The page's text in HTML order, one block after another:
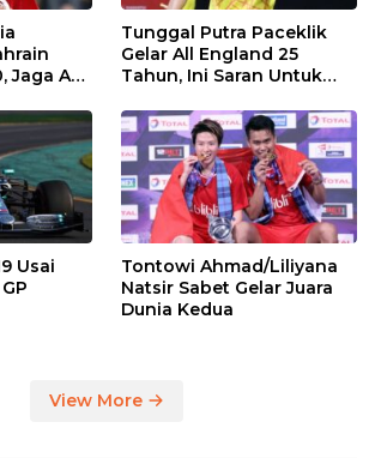
Jaga Asa
Tunggal Putra Paceklik
Gelar All England 25
Tahun, Ini Saran Untuk
Usai
Tontowi Ahmad/Liliyana
Natsir Sabet Gelar Juara
Dunia Kedua
View More